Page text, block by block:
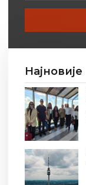
Најновије